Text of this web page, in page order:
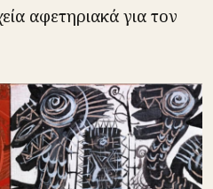
αφετηριακά για τον